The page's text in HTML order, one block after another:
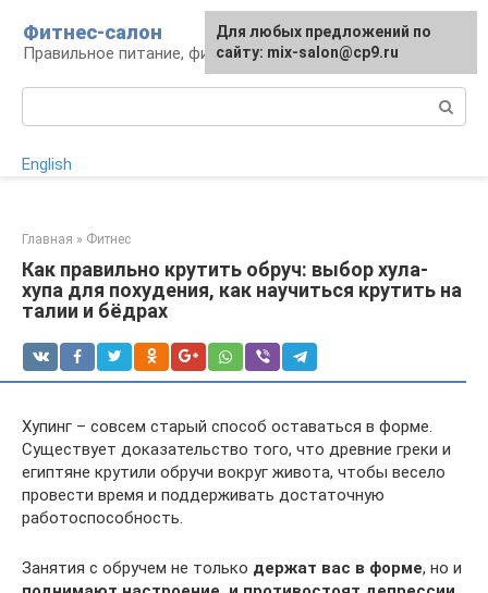
контенту
Фитнес-салон
Правильное питание, фитнес, образ жизни
English
Главная » Фитнес
Как правильно крутить обруч: выбор хула-
хупа для похудения, как научиться крутить на
талии и бёдрах
Хупинг – совсем старый способ оставаться в форме.
Существует доказательство того, что древние греки и
египтяне крутили обручи вокруг живота, чтобы весело
провести время и поддерживать достаточную
работоспособность.
Занятия с обручем не только держат вас в форме, но и
Для любых предложений по
сайту: [email protected]
Для любых предложений по
сайту: mix-salon@cp9.ru